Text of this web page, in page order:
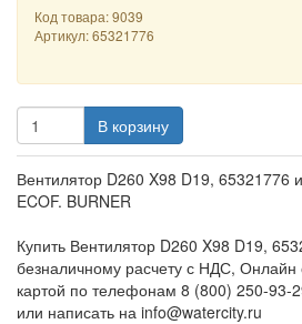
Код товара: 9039
Артикул:65321776
В корзину
Вентилятор D260 X98 D19, 65321776
ECOF. BURNER
Купить Вентилятор D260 X98 D19,
безналичному расчету с НДС, Онлайн
картой по телефонам 8 (800) 250-93-
или написать на info@watercity.ru